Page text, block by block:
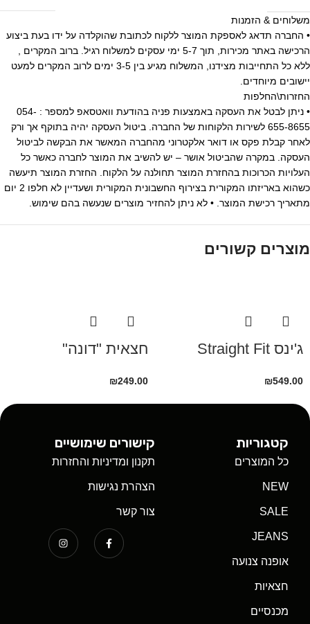
משלוחים & הזמנות
• החברה תדאג לאספקת המוצר ללקוח לכתובת שהוקלדה על ידו בעת ביצוע
הרכישה באתר מכירות, תוך 5-7 ימי עסקים למשלוח רגיל. ברוב המקרים ,
ללא כל התחייבות מצידנו, המשלוח מגיע בין 3-5 ימים לרוב המקרים למעט
יישובים מיוחדים.
החזרות\החלפות
• ניתן לבטל את העסקה באמצעות פניה בהודעת וואטסאפ למספר : 054-
655-8655 לשירות הלקוחות של החברה. ביטול העסקה יהיה בתוקף אך ורק
לאחר קבלת פקס או דואר אלקטרוני מהחברה המאשר את הבקשה לביטול
העסקה. במקרה שהביטול אושר – יש להשיב את המוצר לחברה כאשר כל
העלויות הכרוכות בהחזרת המוצר תחולנה על הלקוח. החזרת המוצר תיעשה
כשהוא באריזתו המקורית בצירוף החשבונית המקורית ושעדיין לא חלפו 2 יום
מתאריך רכישת המוצר. • לא ניתן להחזיר מוצרים שנעשה בהם שימוש.
מוצרים קשורים
ג'ינס Straight Fit
₪549.00
חצאית "דונה"
₪249.00
קטגוריות
כל המוצרים
NEW
SALE
JEANS
אופנה צנועה
חצאיות
מכנסיים
קישורים שימושיים
תקנון ומדיניות והחזרות
הצהרת נגישות
צור קשר